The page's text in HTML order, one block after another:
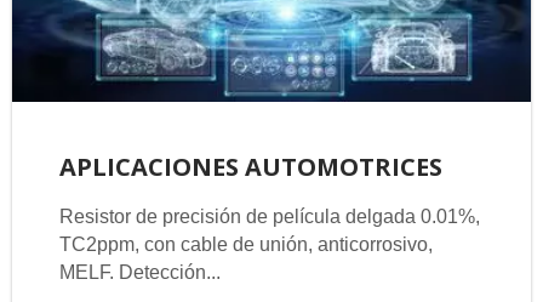
APLICACIONES AUTOMOTRICES
Resistor de precisión de película delgada 0.01%,
TC2ppm, con cable de unión, anticorrosivo,
MELF. Detección...